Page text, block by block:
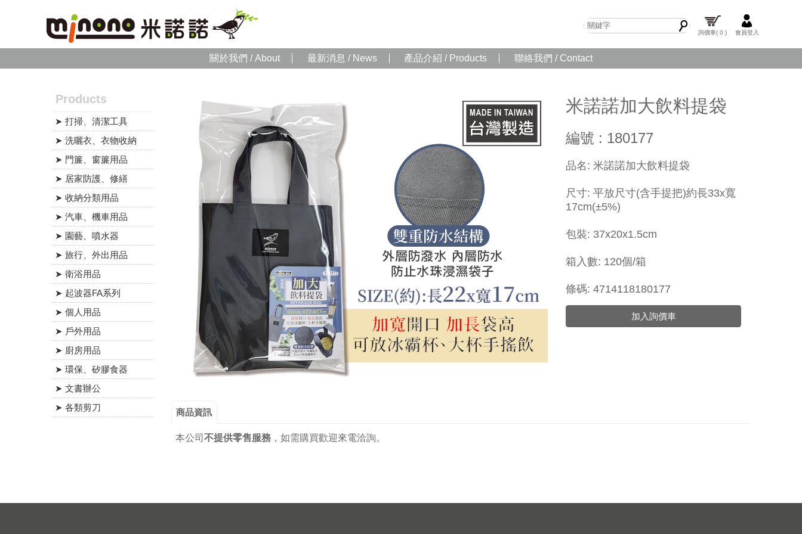
詢價車( 0 ) 會員登入
關於我們 / About 最新消息 / News 產品介紹 / Products 聯絡我們 / Contact
Products
➤ 打掃、清潔工具
➤ 洗曬衣、衣物收納
➤ 門簾、窗簾用品
➤ 居家防護、修繕
➤ 收納分類用品
➤ 汽車、機車用品
➤ 園藝、噴水器
➤ 旅行、外出用品
➤ 衛浴用品
➤ 起波器FA系列
➤ 個人用品
➤ 戶外用品
➤ 廚房用品
➤ 環保、矽膠食器
➤ 文書辦公
➤ 各類剪刀
米諾諾加大飲料提袋
編號 : 180177
品名: 米諾諾加大飲料提袋
尺寸: 平放尺寸(含手提把)約長33x寬
17cm(±5%)
包裝: 37x20x1.5cm
箱入數: 120個/箱
條碼: 4714118180177
加入詢價車
商品資訊
本公司不提供零售服務 ，如需購買歡迎來電洽詢。